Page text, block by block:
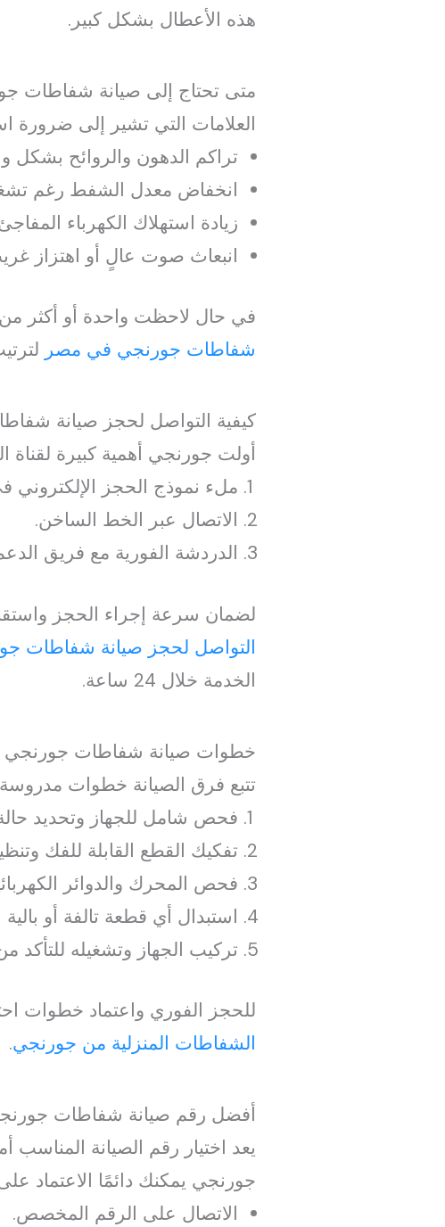
هذه الأعطال بشكل كبير.
متى تحتاج إلى صيانة شفاطات
العلامات التي تشير إلى ضرورة
تراكم الدهون والروائح بشكل
انخفاض معدل الشفط رغم
زيادة استهلاك الكهرباء
انبعاث صوت عالٍ أو اهتزاز
في حال لاحظت واحدة أو أكثر
شفاطات جورنجي في مصر
كيفية التواصل لحجز صيانة
أولت جورنجي أهمية كبيرة لقناة
ملء نموذج الحجز الإلكتروني
الاتصال عبر الخط الساخن.
الدردشة الفورية مع فريق
لضمان سرعة إجراء الحجز
التواصل لحجز صيانة شفاطات
الخدمة خلال 24 ساعة.
خطوات صيانة شفاطات جورنجي
تتبع فرق الصيانة خطوات
فحص شامل للجهاز وتحديد حالة
تفكيك القطع القابلة للفك
فحص المحرك والدوائر
استبدال أي قطعة تالفة أو
تركيب الجهاز وتشغيله للتأكد
للحجز الفوري واعتماد خطوات
الشفاطات المنزلية من جورنجي.
أفضل رقم صيانة شفاطات
يعد اختيار رقم الصيانة
جورنجي يمكنك دائمًا الاعتماد
الاتصال على الرقم المخصص.